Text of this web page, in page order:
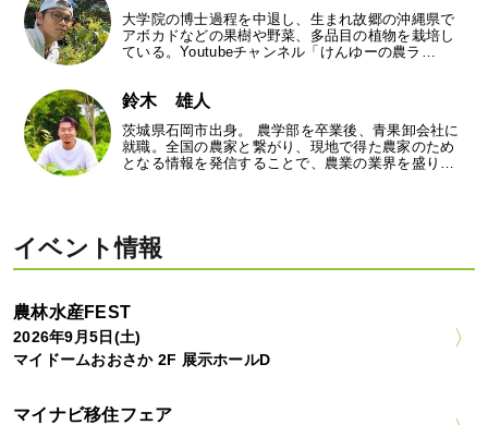
大学院の博士過程を中退し、生まれ故郷の沖縄県で
アボカドなどの果樹や野菜、多品目の植物を栽培し
ている。Youtubeチャンネル「けんゆーの農ラ…
鈴木 雄人
茨城県石岡市出身。 農学部を卒業後、青果卸会社に
就職。全国の農家と繋がり、現地で得た農家のため
となる情報を発信することで、農業の業界を盛り…
イベント情報
農林水産FEST
2026年9月5日(土)
マイドームおおさか 2F 展示ホールD
マイナビ移住フェア